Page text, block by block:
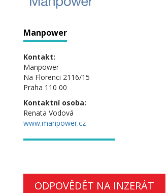
Manpower
Kontakt:
Manpower
Na Florenci 2116/15
Praha 110 00
Kontaktní osoba:
Renata Vodová
www.manpower.cz
ODPOVĚDĚT NA INZERÁT